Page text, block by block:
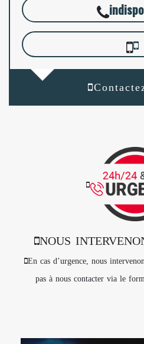
NOUS
En cas d’urgence, nous
pas à nous contacter via le